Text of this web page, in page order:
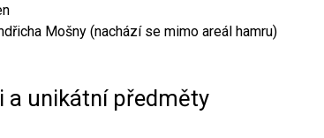
Mošny (nachází se mimo areál hamru)
a unikátní předměty